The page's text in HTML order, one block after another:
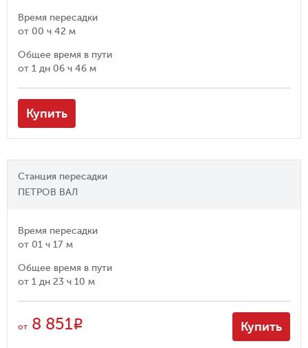
Время пересадки
от 00 ч 42 м
Общее время в пути
от 1 дн 06 ч 46 м
Купить
Станция пересадки
ПЕТРОВ ВАЛ
Время пересадки
от 01 ч 17 м
Общее время в пути
от 1 дн 23 ч 10 м
от 8 851R Купить